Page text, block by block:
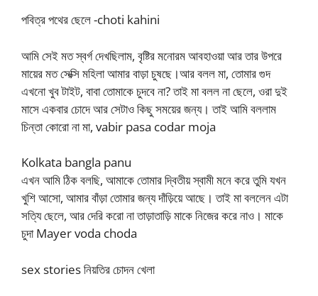
পবিত্র পথের ছেলে -choti kahini
আমি সেই মত স্বর্গ দেখছিলাম, বৃষ্টির মনোরম আবহাওয়া আর তার উপরে
মায়ের মত সেক্সি মহিলা আমার বাড়া চুষছে।আর বলল মা, তোমার গুদ
এখনো খুব টাইট, বাবা তোমাকে চুদবে না? তাই মা বলল না ছেলে, ওরা দুই
মাসে একবার চোদে আর সেটাও কিছু সময়ের জন্য। তাই আমি বললাম
চিন্তা কোরো না মা, vabir pasa codar moja
Kolkata bangla panu
এখন আমি ঠিক বলছি, আমাকে তোমার দ্বিতীয় স্বামী মনে করে তুমি যখন
খুশি আসো, আমার বাঁড়া তোমার জন্য দাঁড়িয়ে আছে। তাই মা বললেন এটা
সত্যি ছেলে, আর দেরি করো না তাড়াতাড়ি মাকে নিজের করে নাও। মাকে
চুদা Mayer voda choda
sex stories নিয়তির চোদন খেলা